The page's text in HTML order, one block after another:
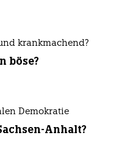
krankmachend?
böse?
Demokratie
Anhalt?